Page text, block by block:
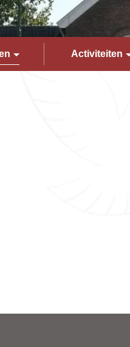
Activiteiten